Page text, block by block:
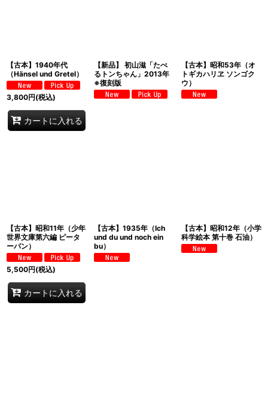
【古本】1940年代
（Hänsel und Gretel）
3,800円(税込)
カートに入れる
【新品】 初山滋「たべ
るトンちゃん」2013年
※復刻版
【古本】昭和53年（オ
トギカハリヱ ソンゴク
ウ）
【古本】昭和11年（少年
世界文庫第六編 ピータ
ーパン）
5,500円(税込)
カートに入れる
【古本】1935年（Ich
und du und noch ein
bu）
【古本】昭和12年（小学
科学絵本 第十巻 石油）